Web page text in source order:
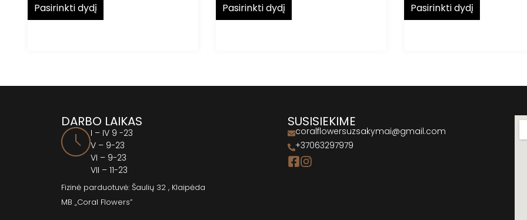
Pasirinkti dydį Pasirinkti dydį Pasirinkti dydį
DARBO LAIKAS
I – IV 9 -23
V – 9-23
VI – 9-23
VII – 11-23
Fizinė parduotuvė: Šaulių 32 , Klaipėda
MB „Coral Flowers”
SUSISIEKIME
coralflowersuzsakymai@gmail.com
+37063297979